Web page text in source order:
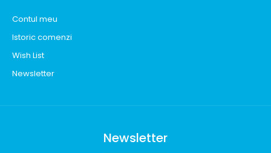
Contul meu
Istoric comenzi
Wish List
Newsletter
Newsletter